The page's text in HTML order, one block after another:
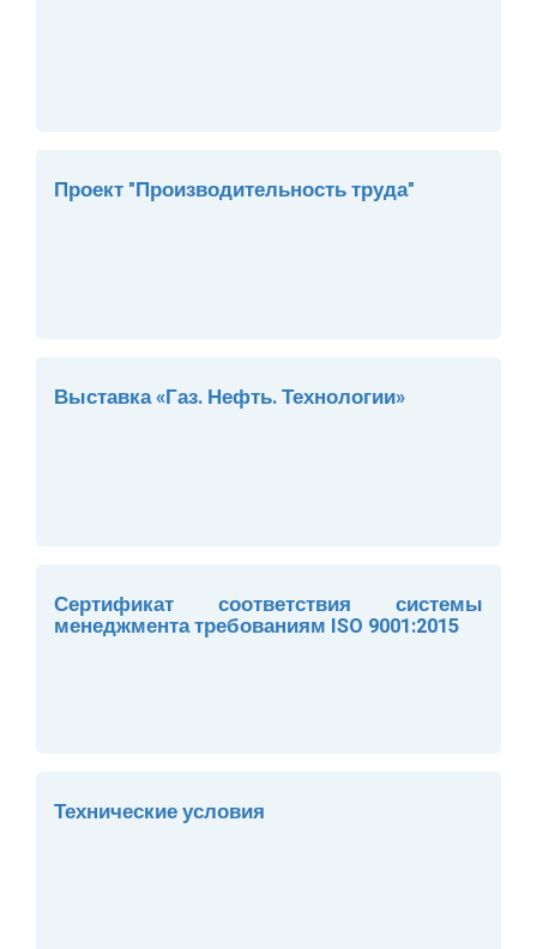
Проект "Производительность труда"
Выставка «Газ. Нефть. Технологии»
Сертификат соответствия системы
менеджмента требованиям ISO 9001:2015
Технические условия